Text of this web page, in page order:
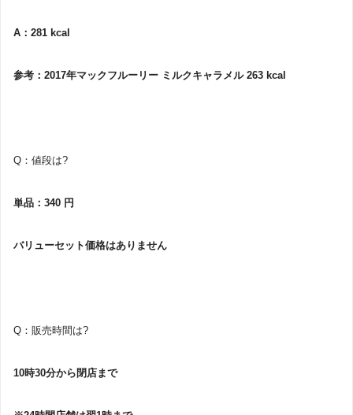
A：281 kcal
参考：2017年マックフルーリー ミルクキャラメル 263 kcal
Q：値段は?
単品：340 円
バリューセット価格はありません
Q：販売時間は?
10時30分から閉店まで